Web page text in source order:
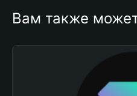
Вам также